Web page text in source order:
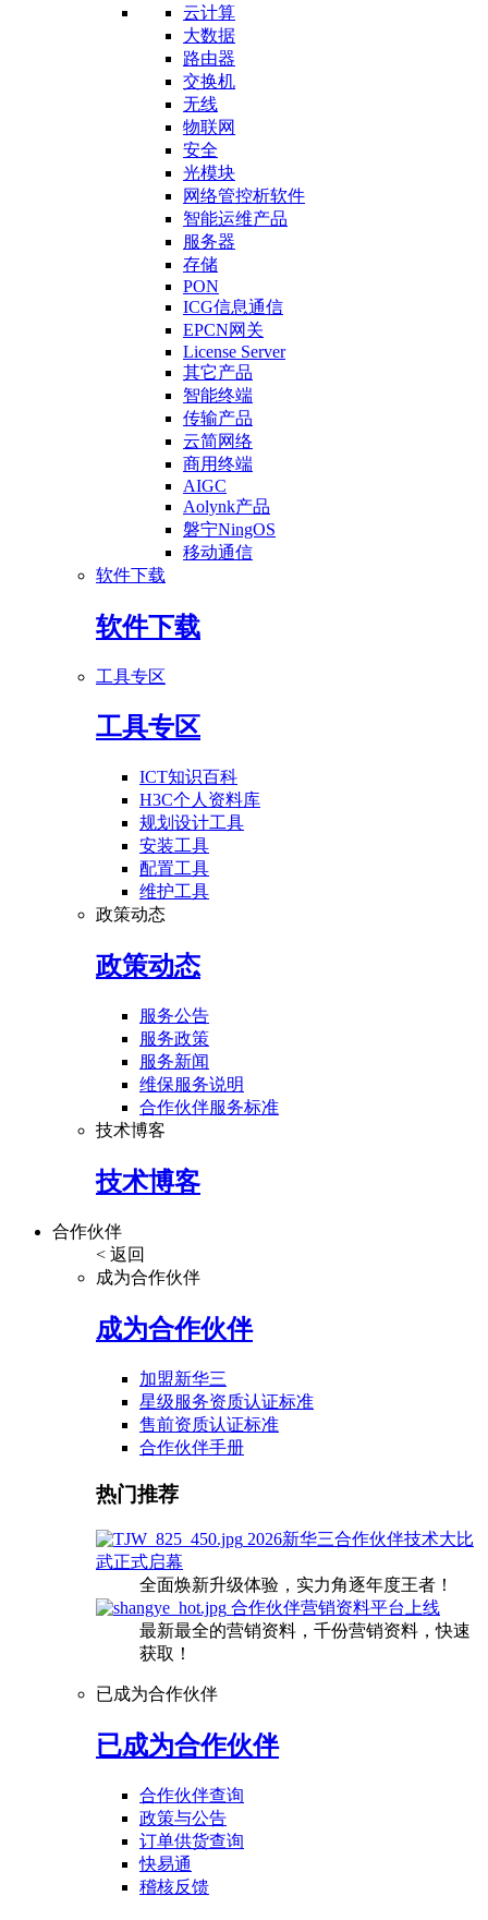
云计算
大数据
路由器
交换机
无线
物联网
安全
光模块
网络管控析软件
智能运维产品
服务器
存储
PON
ICG信息通信
EPCN网关
License Server
其它产品
智能终端
传输产品
云简网络
商用终端
AIGC
Aolynk产品
磐宁NingOS
移动通信
软件下载
软件下载
工具专区
工具专区
ICT知识百科
H3C个人资料库
规划设计工具
安装工具
配置工具
维护工具
政策动态
政策动态
服务公告
服务政策
服务新闻
维保服务说明
合作伙伴服务标准
技术博客
技术博客
合作伙伴
< 返回
成为合作伙伴
成为合作伙伴
加盟新华三
星级服务资质认证标准
售前资质认证标准
合作伙伴手册
热门推荐
2026新华三合作伙伴技术大比
武正式启幕
全面焕新升级体验，实力角逐年度王者！
合作伙伴营销资料平台上线
最新最全的营销资料，千份营销资料，快速
获取！
已成为合作伙伴
已成为合作伙伴
合作伙伴查询
政策与公告
订单供货查询
快易通
稽核反馈